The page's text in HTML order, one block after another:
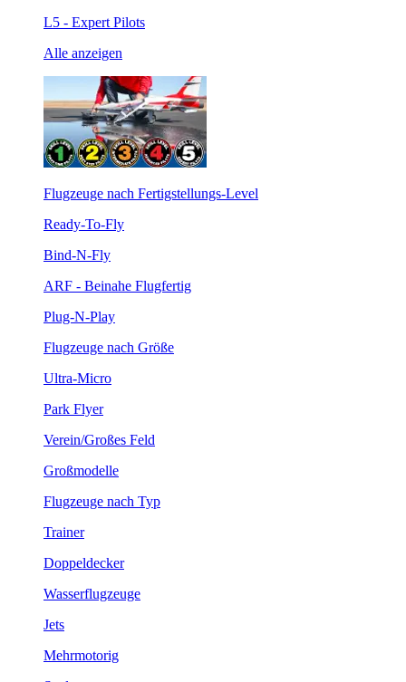
L5 - Expert Pilots
Alle anzeigen
Flugzeuge nach Fertigstellungs-Level
Ready-To-Fly
Bind-N-Fly
ARF - Beinahe Flugfertig
Plug-N-Play
Flugzeuge nach Größe
Ultra-Micro
Park Flyer
Verein/Großes Feld
Großmodelle
Flugzeuge nach Typ
Trainer
Doppeldecker
Wasserflugzeuge
Jets
Mehrmotorig